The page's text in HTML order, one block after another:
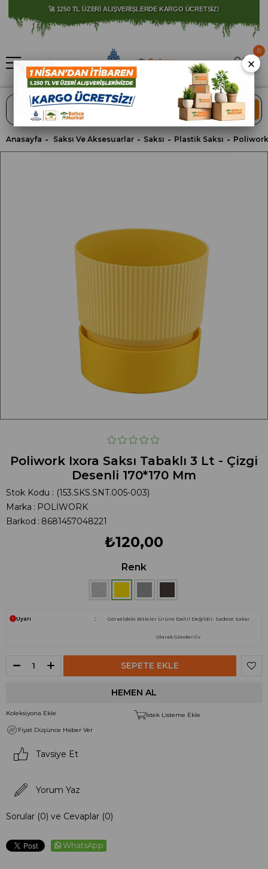
🚀 1250 TL ÜZERİ ALIŞVERİŞLERDE KARGO ÜCRETSİZ!
ARA
0
Anasayfa Saksı Ve Aksesuarlar Saksı Plastik Saksı
Poliwork Ixora Saksı Tabaklı 3 Lt - Çizgi
Desenli 170*170 Mm
Stok Kodu
(153.SKS.SNT.005-003)
Marka : POLİWORK
Barkod : 8681457048221
₺120,00
Renk
Uyarı Görseldeki Bitkiler Ürüne Dahil Değildir. Sadece Saksı
Olarak Gönderilir
Koleksiyona Ekle
İstek Listeme Ekle
Fiyat Düşünce Haber Ver
Tavsiye Et
Yorum Yaz
Sorular (0) ve Cevaplar (0)
WhatsApp
×